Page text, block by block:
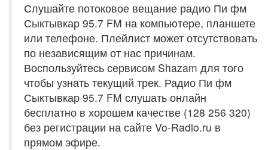
Слушайте потоковое вещание радио Пи фм
Сыктывкар 95.7 FM на компьютере, планшете
или телефоне. Плейлист может отсутствовать
по независящим от нас причинам.
Воспользуйтесь сервисом Shazam для того
чтобы узнать текущий трек. Радио Пи фм
Сыктывкар 95.7 FM слушать онлайн
бесплатно в хорошем качестве (128 256 320)
без регистрации на сайте Vo-Radio.ru в
прямом эфире.